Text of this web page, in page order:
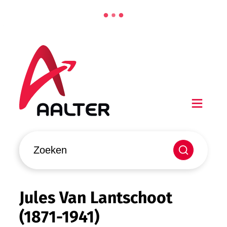
Aalter
Zoeken
Jules Van Lantschoot
(1871-1941)